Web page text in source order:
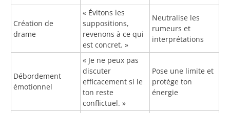
Création de
drame
« Évitons les
suppositions,
revenons à ce qui
est concret. »
Neutralise les
rumeurs et
interprétations
Débordement
émotionnel
« Je ne peux pas
discuter
efficacement si le
ton reste
conflictuel. »
Pose une limite et
protège ton
énergie